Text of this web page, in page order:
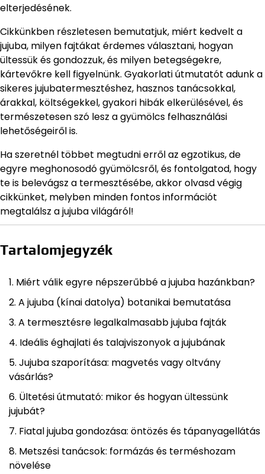
elterjedésének.
Cikkünkben részletesen bemutatjuk, miért kedvelt a
jujuba, milyen fajtákat érdemes választani, hogyan
ültessük és gondozzuk, és milyen betegségekre,
kártevőkre kell figyelnünk. Gyakorlati útmutatót adunk a
sikeres jujubatermesztéshez, hasznos tanácsokkal,
árakkal, költségekkel, gyakori hibák elkerülésével, és
természetesen szó lesz a gyümölcs felhasználási
lehetőségeiről is.
Ha szeretnél többet megtudni erről az egzotikus, de
egyre meghonosodó gyümölcsről, és fontolgatod, hogy
te is belevágsz a termesztésébe, akkor olvasd végig
cikkünket, melyben minden fontos információt
megtalálsz a jujuba világáról!
Tartalomjegyzék
Miért válik egyre népszerűbbé a jujuba hazánkban?
A jujuba (kínai datolya) botanikai bemutatása
A termesztésre legalkalmasabb jujuba fajták
Ideális éghajlati és talajviszonyok a jujubának
Jujuba szaporítása: magvetés vagy oltvány
vásárlás?
Ültetési útmutató: mikor és hogyan ültessünk
jujubát?
Fiatal jujuba gondozása: öntözés és tápanyagellátás
Metszési tanácsok: formázás és terméshozam
növelése